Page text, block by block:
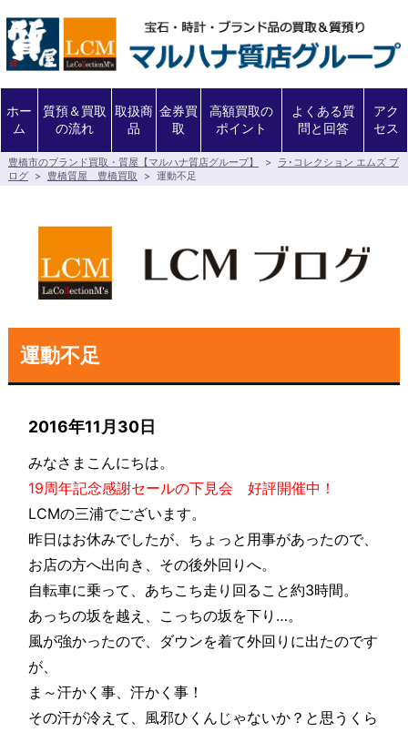
ホー
ム
質預＆買取
の流れ
取扱商
品
金券買
取
高額買取の
ポイント
よくある質
問と回答
アク
セス
豊橋市のブランド買取・質屋【マルハナ質店グループ】 >
ラ･コレクション エムズ ブ
ログ > 豊橋質屋 豊橋買取 > 運動不足
運動不足
2016年11月30日
みなさまこんにちは。
19周年記念感謝セールの下見会 好評開催中！
LCMの三浦でございます。
昨日はお休みでしたが、ちょっと用事があったので、
お店の方へ出向き、その後外回りへ。
自転車に乗って、あちこち走り回ること約3時間。
あっちの坂を越え、こっちの坂を下り…。
風が強かったので、ダウンを着て外回りに出たのです
が、
ま～汗かく事、汗かく事！
その汗が冷えて、風邪ひくんじゃないか？と思うくら